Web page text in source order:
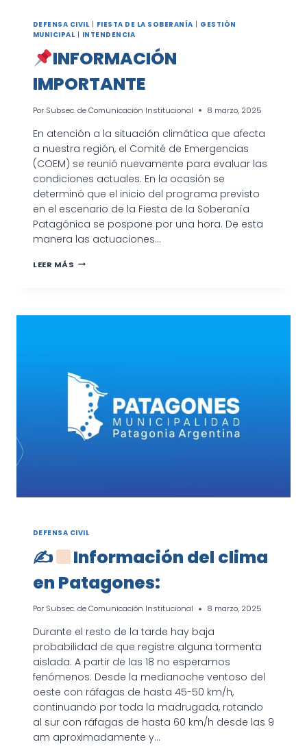
DEFENSA CIVIL | FIESTA DE LA SOBERANÍA | GESTIÓN
MUNICIPAL | INTENDENCIA
INFORMACIÓN
IMPORTANTE
Por Subsec. de Comunicación Institucional 8 marzo, 2025
En atención a la situación climática que afecta
a nuestra región, el Comité de Emergencias
(COEM) se reunió nuevamente para evaluar las
condiciones actuales. En la ocasión se
determinó que el inicio del programa previsto
en el escenario de la Fiesta de la Soberanía
Patagónica se pospone por una hora. De esta
manera las actuaciones…
LEER MÁS
DEFENSA CIVIL
✍
Información del clima
en Patagones:
Por Subsec. de Comunicación Institucional 8 marzo, 2025
Durante el resto de la tarde hay baja
probabilidad de que registre alguna tormenta
aislada. A partir de las 18 no esperamos
fenómenos. Desde la medianoche ventoso del
oeste con ráfagas de hasta 45-50 km/h,
continuando por toda la madrugada, rotando
al sur con ráfagas de hasta 60 km/h desde las 9
am aproximadamente y…